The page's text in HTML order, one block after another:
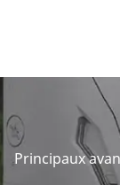
Principaux